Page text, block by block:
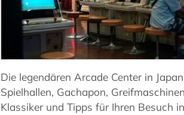
Die legendären Arcade Center in
Spielhallen, Gachapon,
Klassiker und Tipps für Ihren Besuch in